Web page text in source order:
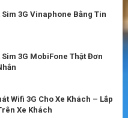
3G Vinaphone Bằng Tin
3G MobiFone Thật Đơn
Wifi 3G Cho Xe Khách – Lắp
Xe Khách